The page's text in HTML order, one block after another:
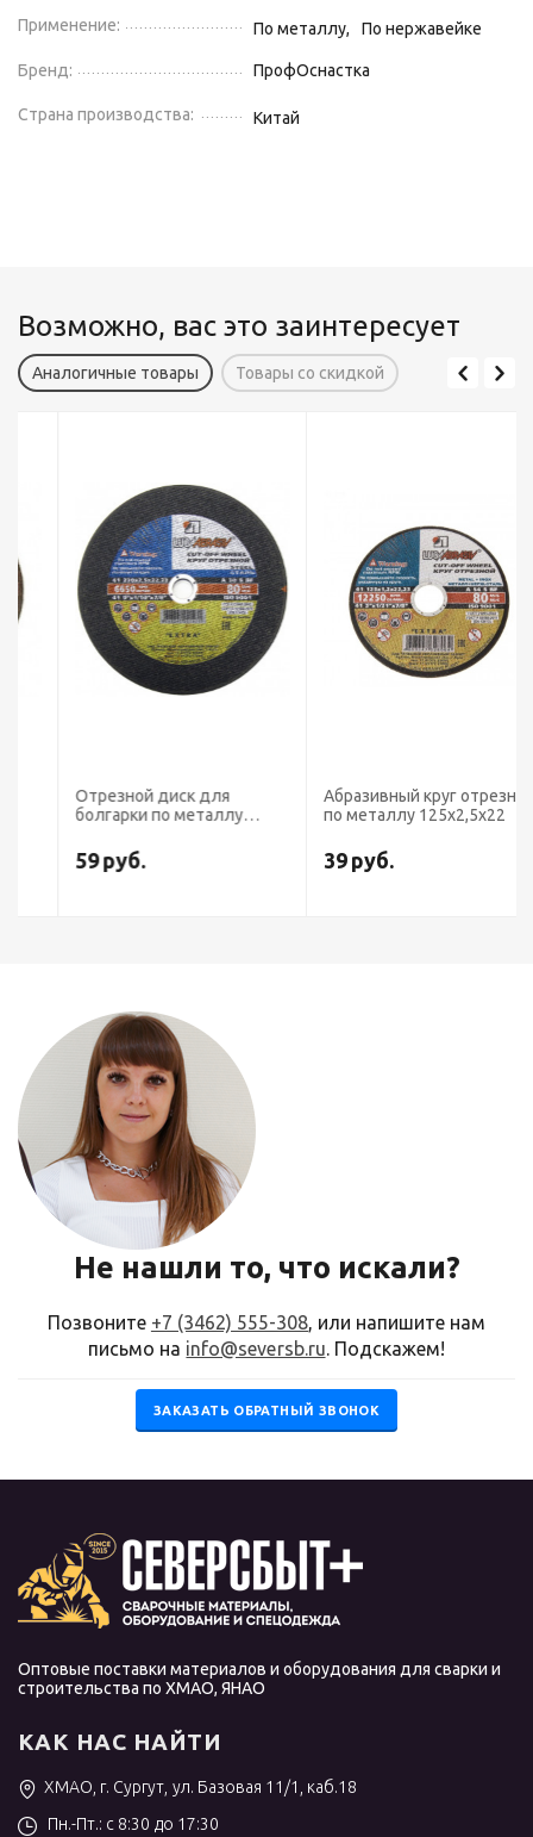
Применение: По металлу, По нержавейке
Бренд: ПрофОснастка
Страна производства: Китай
Возможно, вас это заинтересует
Аналогичные товары Товары со скидкой
Отрезной диск для
болгарки по металлу
руб.
Абразивный круг отрезной
по металлу 125х2,5х22
руб.
Не нашли то, что искали?
Позвоните +7 (3462) 555-308, или напишите нам
письмо на info@seversb.ru. Подскажем!
ЗАКАЗАТЬ ОБРАТНЫЙ ЗВОНОК
Оптовые поставки материалов и оборудования для сварки и
строительства по ХМАО, ЯНАО
КАК НАС НАЙТИ
ХМАО, г. Сургут, ул. Базовая 11/1, каб.18
Пн.-Пт.: с 8:30 до 17:30